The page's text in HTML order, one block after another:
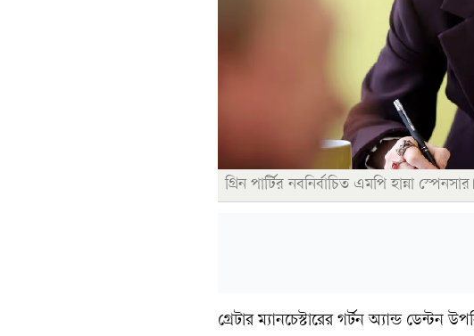
গ্রিন পার্টির নবনির্বাচিত এমপি হান্না
গ্রেটার ম্যানচেস্টারের গর্টন অ্যান্ড ডেন্টন